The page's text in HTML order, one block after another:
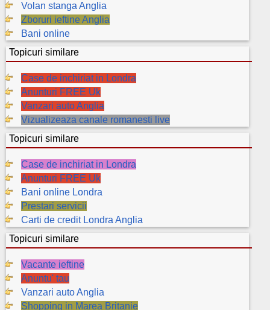
Volan stanga Anglia
Zboruri ieftine Anglia
Bani online
Topicuri similare
Case de inchiriat in Londra
Anunturi FREE Uk
Vanzari auto Anglia
Vizualizeaza canale romanesti live
Topicuri similare
Case de inchiriat in Londra
Anunturi FREE Uk
Bani online Londra
Prestari servicii
Carti de credit Londra Anglia
Topicuri similare
Vacante ieftine
Anuntu' tau
Vanzari auto Anglia
Shopping in Marea Britanie